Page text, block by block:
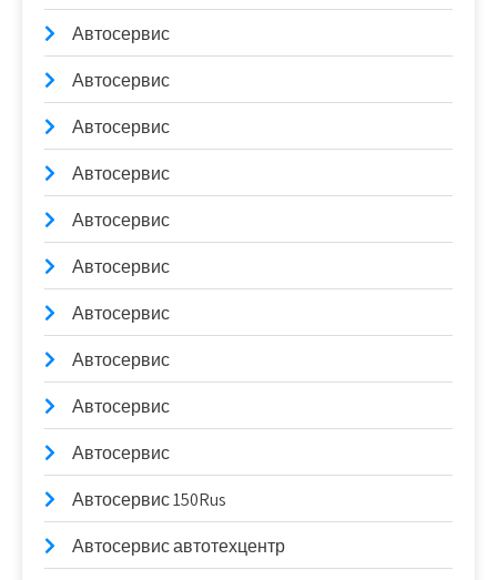
Автосервис
Автосервис
Автосервис
Автосервис
Автосервис
Автосервис
Автосервис
Автосервис
Автосервис
Автосервис
Автосервис 150Rus
Автосервис автотехцентр